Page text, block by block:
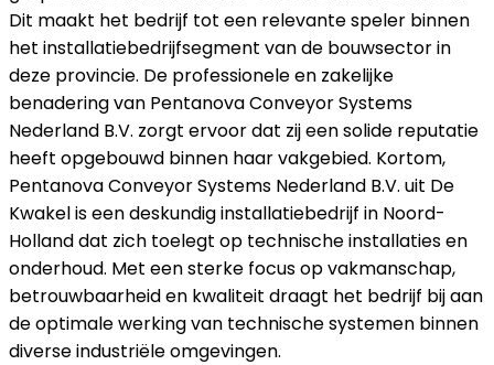
Dit maakt het bedrijf tot een relevante speler binnen
het installatiebedrijfsegment van de bouwsector in
deze provincie. De professionele en zakelijke
benadering van Pentanova Conveyor Systems
Nederland B.V. zorgt ervoor dat zij een solide reputatie
heeft opgebouwd binnen haar vakgebied. Kortom,
Pentanova Conveyor Systems Nederland B.V. uit De
Kwakel is een deskundig installatiebedrijf in Noord-
Holland dat zich toelegt op technische installaties en
onderhoud. Met een sterke focus op vakmanschap,
betrouwbaarheid en kwaliteit draagt het bedrijf bij aan
de optimale werking van technische systemen binnen
diverse industriële omgevingen.